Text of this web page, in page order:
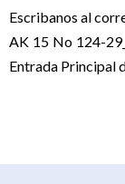
Escribanos al
AK 15 No 124-
Entrada Principal